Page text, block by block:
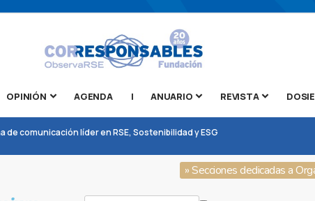
OPINIÓN AGENDA | ANUARIO REVISTA
de comunicación líder en RSE, Sostenibilidad y ESG
» Secciones dedicadas a